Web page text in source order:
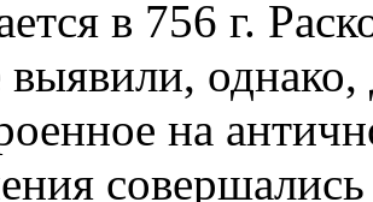
в 756 г.
однако,
на